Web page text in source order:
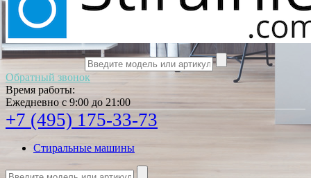
Обратный звонок
Время работы:
Ежедневно с 9:00 до 21:00
+7 (495) 175-33-73
Стиральные машины